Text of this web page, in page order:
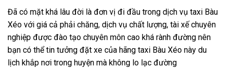
Đã có mặt khá lâu đời là đơn vị đi đầu trong dịch vụ taxi Bàu
Xéo với giá cả phải chăng, dịch vụ chất lượng, tài xế chuyên
nghiệp được đào tạo chuyên môn cao khá rành đường nên
bạn có thể tin tưởng đặt xe của hãng taxi Bàu Xéo này du
lịch khắp nơi trong huyện mà không lo lạc đường